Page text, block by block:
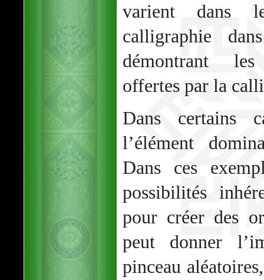
varient dans
calligraphie
démontrant
offertes par la
Dans certains
l’élément
Dans ces
possibilités
pour créer des
peut donner
pinceau